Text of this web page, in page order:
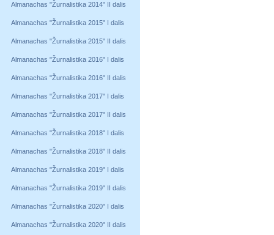
Almanachas "Žurnalistika 2014" II dalis
Almanachas "Žurnalistika 2015" I dalis
Almanachas "Žurnalistika 2015" II dalis
Almanachas "Žurnalistika 2016" I dalis
Almanachas "Žurnalistika 2016" II dalis
Almanachas "Žurnalistika 2017" I dalis
Almanachas "Žurnalistika 2017" II dalis
Almanachas "Žurnalistika 2018" I dalis
Almanachas "Žurnalistika 2018" II dalis
Almanachas "Žurnalistika 2019" I dalis
Almanachas "Žurnalistika 2019" II dalis
Almanachas "Žurnalistika 2020" I dalis
Almanachas "Žurnalistika 2020" II dalis